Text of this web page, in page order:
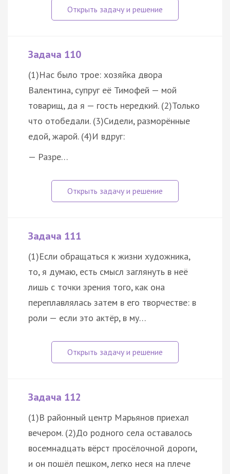
Задача 110
(1)Нас было трое: хозяйка двора
Валентина, супруг её Тимофей — мой
товарищ, да я — гость нередкий. (2)Только
что отобедали. (3)Сидели, разморённые
едой, жарой. (4)И вдруг:
— Разре…
Задача 111
(1)Если обращаться к жизни художника,
то, я думаю, есть смысл заглянуть в неё
лишь с точки зрения того, как она
переплавлялась затем в его творчестве: в
роли — если это актёр, в му…
Задача 112
(1)В районный центр Марьянов приехал
вечером. (2)До родного села оставалось
восемнадцать вёрст просёлочной дороги,
и он пошёл пешком, легко неся на плече